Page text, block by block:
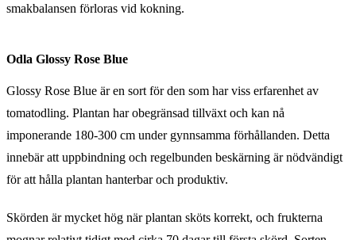
smakbalansen förloras vid kokning.
Odla Glossy Rose Blue
Glossy Rose Blue är en sort för den som har viss erfarenhet av
tomatodling. Plantan har obegränsad tillväxt och kan nå
imponerande 180-300 cm under gynnsamma förhållanden. Detta
innebär att uppbindning och regelbunden beskärning är nödvändigt
för att hålla plantan hanterbar och produktiv.
Skörden är mycket hög när plantan sköts korrekt, och frukterna